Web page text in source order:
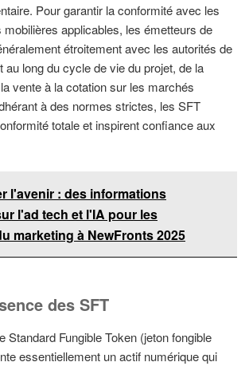
Pour garantir la conformité avec les
applicables, les émetteurs de
étroitement avec les autorités de
au long du cycle de vie du projet, de la
vente à la cotation sur les marchés
à des normes strictes, les SFT
totale et inspirent confiance aux
l'avenir : des informations
l'ad tech et l'IA pour les
marketing à NewFronts 2025
des SFT
Standard Fungible Token (jeton fongible
essentiellement un actif numérique qui